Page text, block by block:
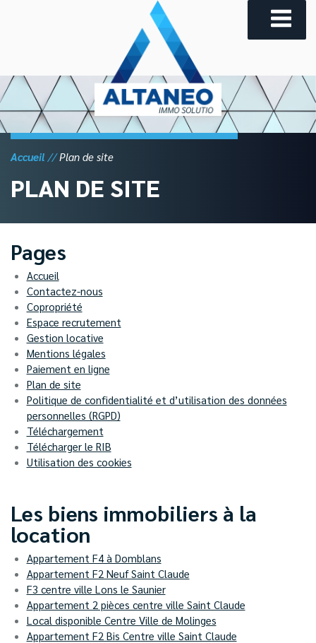
Accueil Plan de site
PLAN DE SITE
Pages
Accueil
Contactez-nous
Copropriété
Espace recrutement
Gestion locative
Mentions légales
Paiement en ligne
Plan de site
Politique de confidentialité et d’utilisation des données
personnelles (RGPD)
Téléchargement
Télécharger le RIB
Utilisation des cookies
Les biens immobiliers à la
location
Appartement F4 à Domblans
Appartement F2 Neuf Saint Claude
F3 centre ville Lons le Saunier
Appartement 2 pièces centre ville Saint Claude
Local disponible Centre Ville de Molinges
Appartement F2 Bis Centre ville Saint Claude